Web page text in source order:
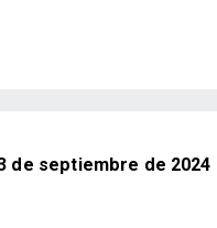
de septiembre de 2024